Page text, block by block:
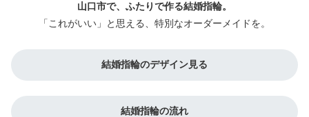
山口市で、ふたりで作る結婚指輪。
「これがいい」と思える、特別なオーダーメイドを。
結婚指輪のデザイン見る
結婚指輪の流れ